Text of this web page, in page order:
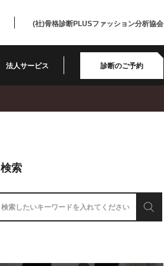
(社)骨格診断PLUSファッション分析協会
法人サービス 診断のご予約
検索